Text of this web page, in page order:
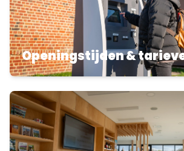
Openingstijden &